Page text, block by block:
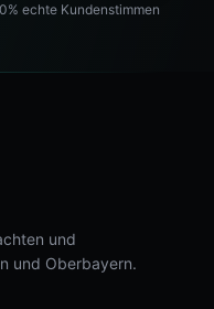
echte Kundenstimmen
und
und Oberbayern.